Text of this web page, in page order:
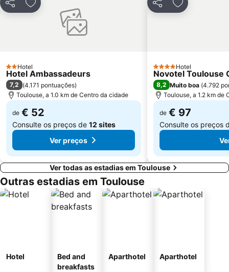
PartilharAdicionar aos favoritos
2 Estrelas
Hotel
Hotel Ambassadeurs
7,2 (4.171 pontuações)
Toulouse, a 1.0 km de Centro da cidade
de € 52
Consulte os preços de 12 sites
Ver preços
PartilharAdicionar
4 Estrelas
Hotel
Novotel Toulouse
8,2 Muito boa (4.792
Toulouse, a 1.2 km de
de € 97
Consulte os preços
Ver todas as estadias em Toulouse
Outras estadias em Toulouse
Hotel
Bed and
breakfasts
Aparthotel Aparthotel